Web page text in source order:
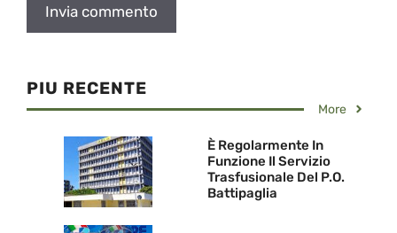
PIU RECENTE
More
È Regolarmente In
Funzione Il Servizio
Trasfusionale Del P.O.
Battipaglia